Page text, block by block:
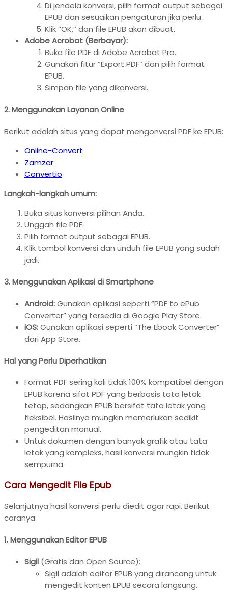
Di jendela konversi, pilih format output sebagai
EPUB dan sesuaikan pengaturan jika perlu.
Klik “OK,” dan file EPUB akan dibuat.
Adobe Acrobat (Berbayar):
Buka file PDF di Adobe Acrobat Pro.
Gunakan fitur “Export PDF” dan pilih format
EPUB.
Simpan file yang dikonversi.
2. Menggunakan Layanan Online
Berikut adalah situs yang dapat mengonversi PDF ke EPUB:
Online-Convert
Zamzar
Convertio
Langkah-langkah umum:
Buka situs konversi pilihan Anda.
Unggah file PDF.
Pilih format output sebagai EPUB.
Klik tombol konversi dan unduh file EPUB yang sudah
jadi.
3. Menggunakan Aplikasi di Smartphone
Android:Gunakan aplikasi seperti “PDF to ePub
Converter” yang tersedia di Google Play Store.
iOS:Gunakan aplikasi seperti “The Ebook Converter”
dari App Store.
Hal yang Perlu Diperhatikan
Format PDF sering kali tidak 100% kompatibel dengan
EPUB karena sifat PDF yang berbasis tata letak
tetap, sedangkan EPUB bersifat tata letak yang
fleksibel. Hasilnya mungkin memerlukan sedikit
pengeditan manual.
Untuk dokumen dengan banyak grafik atau tata
letak yang kompleks, hasil konversi mungkin tidak
sempurna.
Cara Mengedit File Epub
Selanjutnya hasil konversi perlu diedit agar rapi. Berikut
caranya:
1. Menggunakan Editor EPUB
Sigil (Gratis dan Open Source):
Sigil adalah editor EPUB yang dirancang untuk
mengedit konten EPUB secara langsung.